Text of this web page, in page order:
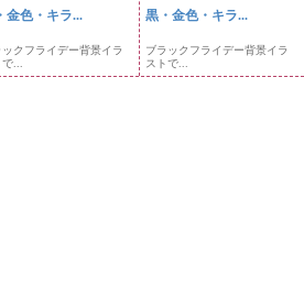
金色・キラ...
ックフライデー背景イラ
...
黒・金色・キラ...
ブラックフライデー背景イラ
ストで...